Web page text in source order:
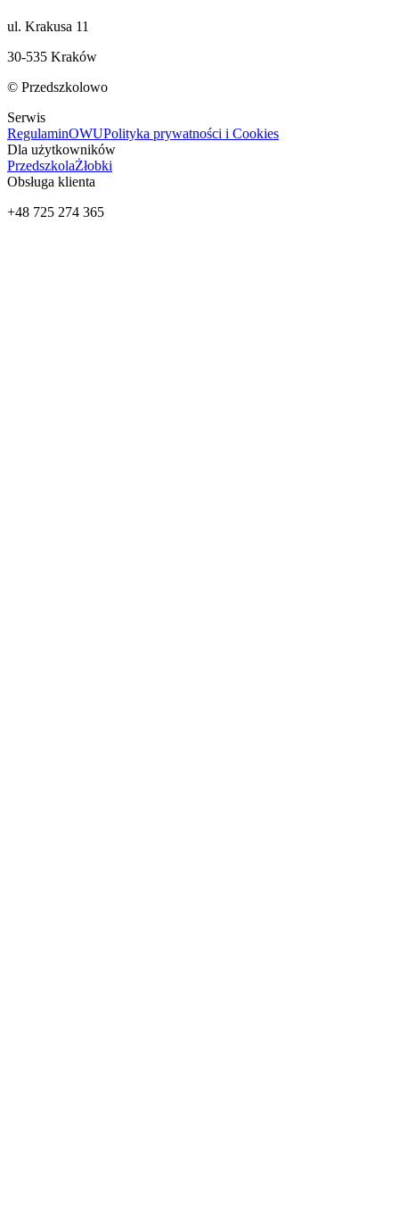
ul. Krakusa 11
30-535 Kraków
© Przedszkolowo
Serwis
RegulaminOWUPolityka prywatności i Cookies
Dla użytkowników
PrzedszkolaŻłobki
Obsługa klienta
+48 725 274 365